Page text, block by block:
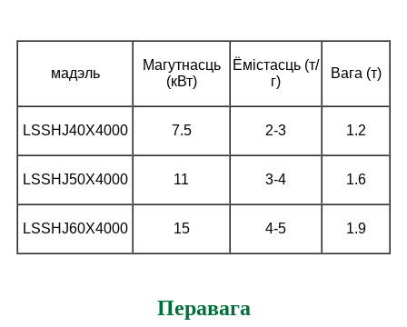
мадэль
Магутнасць
(кВт)
Ёмістасць (т/
г)
Вага (т)
LSSHJ40X4000 7.5 2-3 1.2
LSSHJ50X4000 11 3-4 1.6
LSSHJ60X4000 15 4-5 1.9
Перавага